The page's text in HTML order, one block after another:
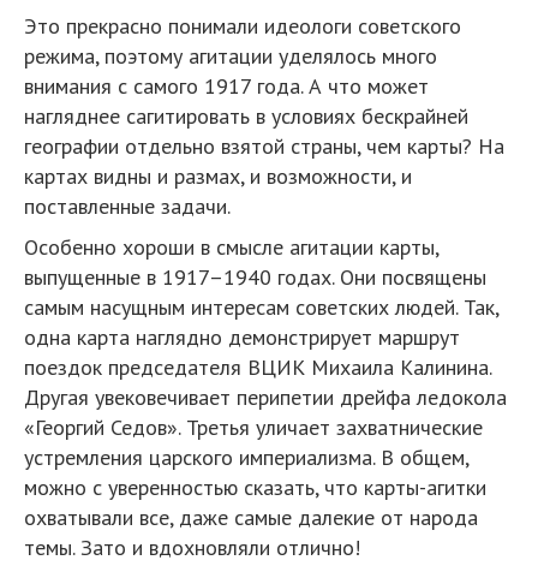
Это прекрасно понимали идеологи советского
режима, поэтому агитации уделялось много
внимания с самого 1917 года. А что может
нагляднее сагитировать в условиях бескрайней
географии отдельно взятой страны, чем карты? На
картах видны и размах, и возможности, и
поставленные задачи.
Особенно хороши в смысле агитации карты,
выпущенные в 1917–1940 годах. Они посвящены
самым насущным интересам советских людей. Так,
одна карта наглядно демонстрирует маршрут
поездок председателя ВЦИК Михаила Калинина.
Другая увековечивает перипетии дрейфа ледокола
«Георгий Седов». Третья уличает захватнические
устремления царского империализма. В общем,
можно с уверенностью сказать, что карты-агитки
охватывали все, даже самые далекие от народа
темы. Зато и вдохновляли отлично!